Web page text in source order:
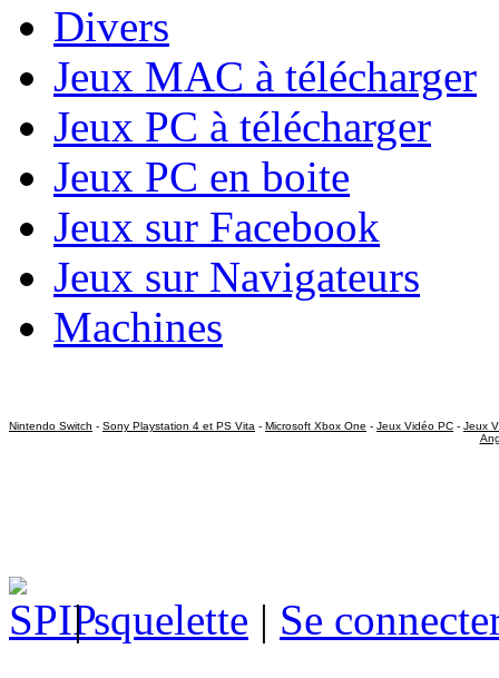
Divers
Jeux MAC à télécharger
Jeux PC à télécharger
Jeux PC en boite
Jeux sur Facebook
Jeux sur Navigateurs
Machines
Nintendo Switch - Sony Playstation 4 et PS Vita - Microsoft Xbox One - Jeux Vidéo PC - Jeux
|squelette | Se